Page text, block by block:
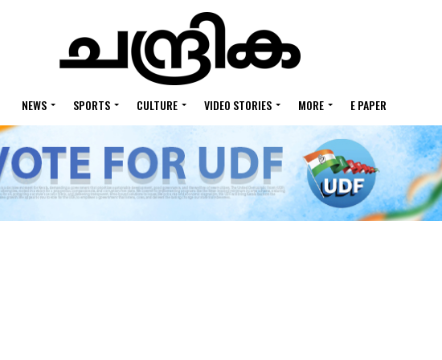
NEWS SPORTS CULTURE VIDEO STORIES MORE E PAPER